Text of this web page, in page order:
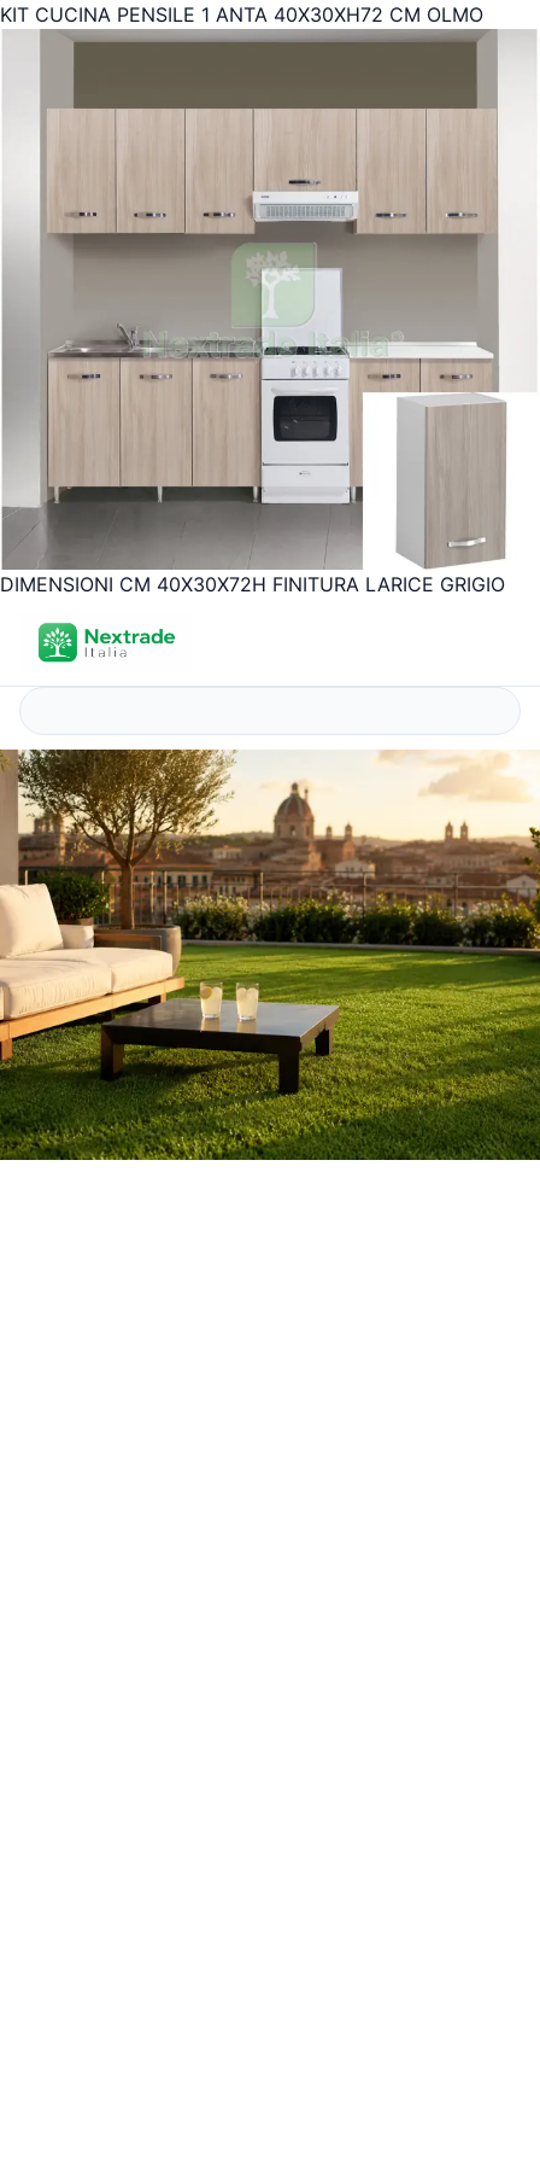
KIT CUCINA PENSILE 1 ANTA 40X30XH72 CM OLMO
DIMENSIONI CM 40X30X72H FINITURA LARICE GRIGIO